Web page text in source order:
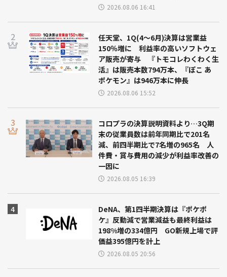
2026.08.06 16:41
任天堂、1Q(4～6月)決算は営業益
150％増に 利益率の高いソフトウェ
ア販売が寄与 『トモコレわくわく生
活』は販売本数794万本、『ぽこ あ
ポケモン』は946万本に伸長
2026.08.06 15:52
コロプラの決算説明資料より…3Q期
末の従業員数は前年同期比で201名
減、前四半期比で7名増の965名 人
件費・賞与費用の減少が利益率改善の
一因に
2026.08.05 16:39
DeNA、第1四半期決算は『ポケポ
ケ』反動減で営業減益も最終利益は
198%増の334億円 GO新規上場で評
価益395億円を計上
2026.08.05 20:56